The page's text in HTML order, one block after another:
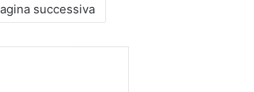
successiva